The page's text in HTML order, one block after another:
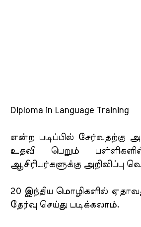
Diploma in Language Training
என்ற படிப்பில் சேர்வதற்கு
உதவி பெறும்
ஆசிரியர்களுக்கு அறிவிப்பு
20 இந்திய மொழிகளில்
தேர்வு செய்து படிக்கலாம்.